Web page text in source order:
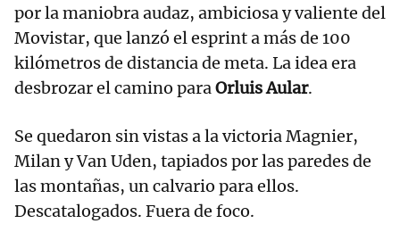
por la maniobra audaz, ambiciosa y valiente del
Movistar, que lanzó el esprint a más de 100
kilómetros de distancia de meta. La idea era
desbrozar el camino paraOrluis Aular.
Se quedaron sin vistas a la victoria Magnier,
Milan y Van Uden, tapiados por las paredes de
las montañas, un calvario para ellos.
Descatalogados. Fuera de foco.